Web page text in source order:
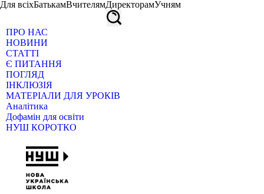
Для всіхБатькамВчителямДиректорамУчням
ПРО НАС
НОВИНИ
СТАТТІ
Є ПИТАННЯ
ПОГЛЯД
ІНКЛЮЗІЯ
МАТЕРІАЛИ ДЛЯ УРОКІВ
Аналітика
Дофамін для освіти
НУШ КОРОТКО